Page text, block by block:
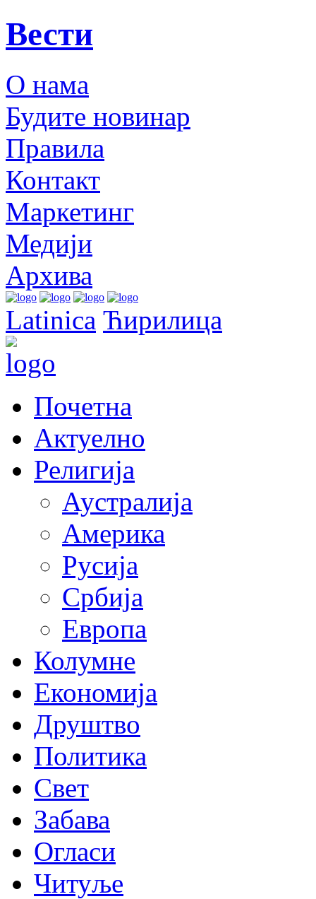
Вести
О нама
Будите новинар
Правила
Контакт
Маркетинг
Медији
Архива
Latinica Ћирилица
Почетна
Актуелно
Религија
Аустралија
Америка
Русија
Србија
Европа
Колумне
Економија
Друштво
Политика
Свет
Забава
Огласи
Читуље